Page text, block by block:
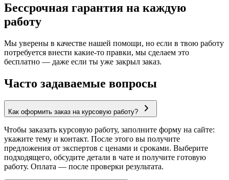
Бессрочная гарантия на каждую
работу
Мы уверены в качестве нашей помощи, но если в твою работу
потребуется внести какие-то правки, мы сделаем это
бесплатно — даже если ты уже закрыл заказ.
Часто задаваемые вопросы
Как оформить заказ на курсовую работу?
Чтобы заказать курсовую работу, заполните форму на сайте:
укажите тему и контакт. После этого вы получите
предложения от экспертов с ценами и сроками. Выберите
подходящего, обсудите детали в чате и получите готовую
работу. Оплата — после проверки результата.